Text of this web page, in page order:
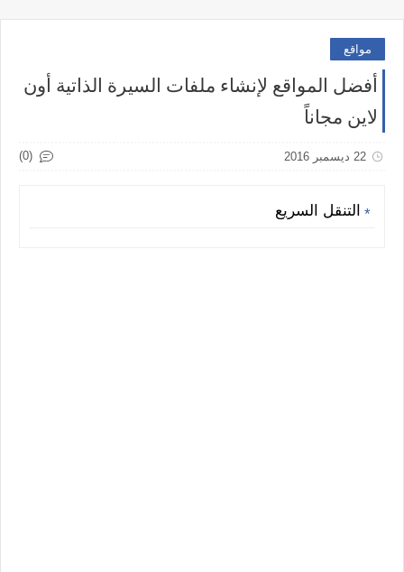
مواقع
أفضل المواقع لإنشاء ملفات السيرة الذاتية أون
لاين مجاناً
22 ديسمبر 2016 (0)
التنقل السريع